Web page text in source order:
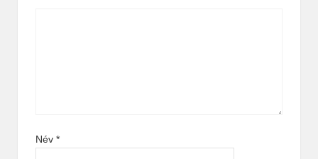
Név *